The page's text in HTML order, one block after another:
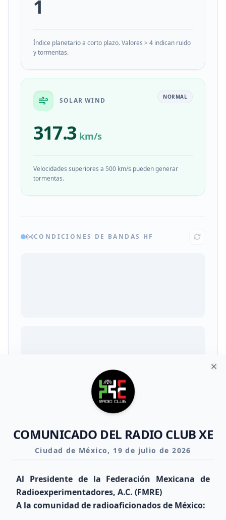
1
Índice planetario a corto plazo. Valores > 4 indican ruido
y tormentas.
SOLAR WIND NORMAL
317.3 km/s
Velocidades superiores a 500 km/s pueden generar
tormentas.
CONDICIONES DE BANDAS HF
COMUNICADO DEL RADIO CLUB XE
Ciudad de México, 19 de julio de 2026
Al Presidente de la Federación Mexicana de
Radioexperimentadores, A.C. (FMRE)
A la comunidad de radioaficionados de México: